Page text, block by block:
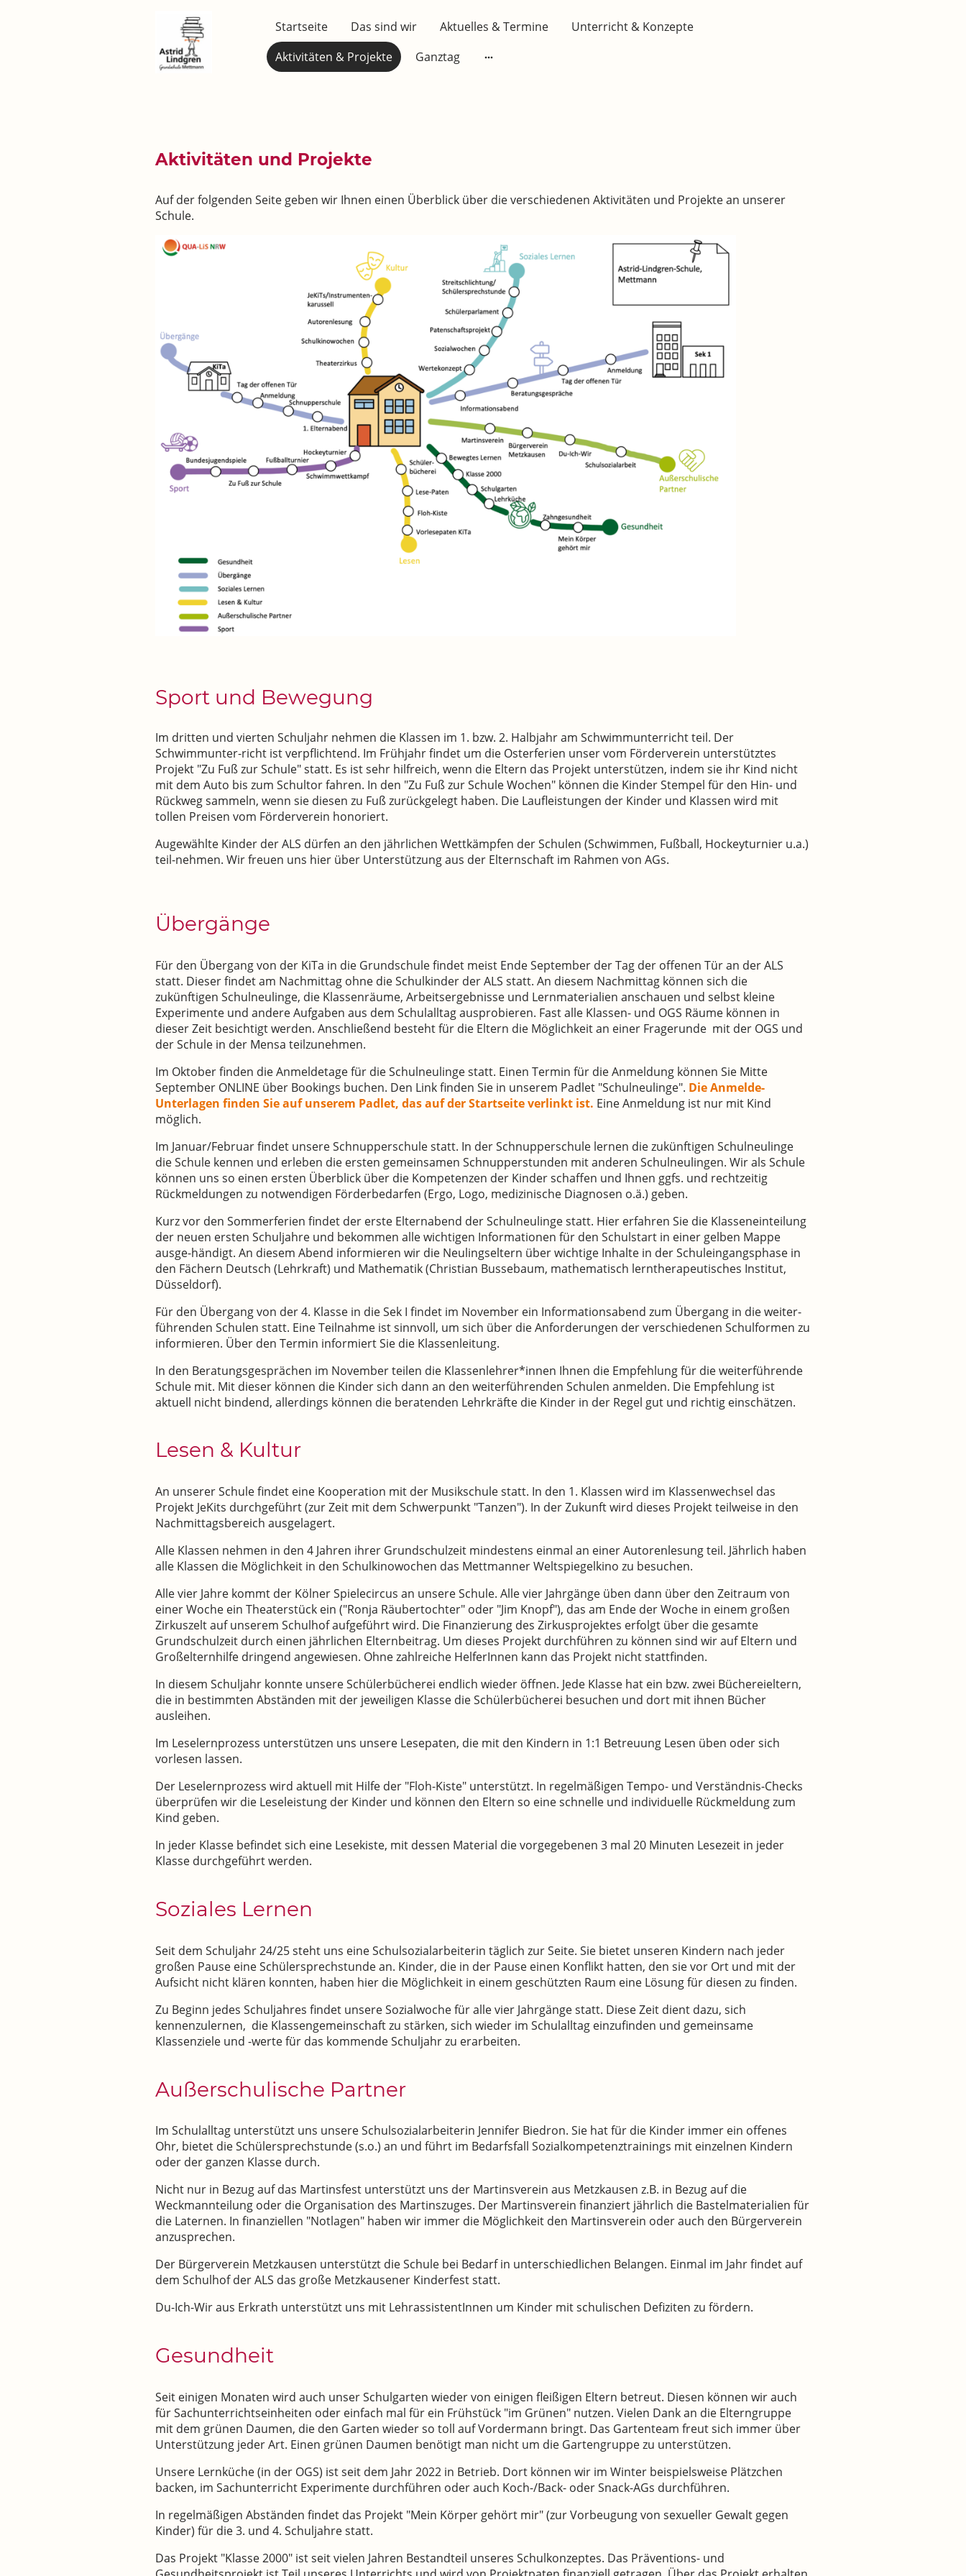
Startseite Das sind wir Aktuelles & Termine
Unterricht & Konzepte
Aktivitäten & Projekte
Ganztag
Aktivitäten und Projekte
Auf der folgenden Seite geben wir Ihnen einen Überblick über die verschiedenen Aktivitäten und Projekte an unserer
Schule.
Sport und Bewegung
Im dritten und vierten Schuljahr nehmen die Klassen im 1. bzw. 2. Halbjahr am Schwimmunterricht teil. Der
Schwimmunter-richt ist verpflichtend. Im Frühjahr findet um die Osterferien unser vom Förderverein unterstütztes
Projekt "Zu Fuß zur Schule" statt. Es ist sehr hilfreich, wenn die Eltern das Projekt unterstützen, indem sie ihr Kind nicht
mit dem Auto bis zum Schultor fahren. In den "Zu Fuß zur Schule Wochen" können die Kinder Stempel für den Hin- und
Rückweg sammeln, wenn sie diesen zu Fuß zurückgelegt haben. Die Laufleistungen der Kinder und Klassen wird mit
tollen Preisen vom Förderverein honoriert.
Augewählte Kinder der ALS dürfen an den jährlichen Wettkämpfen der Schulen (Schwimmen, Fußball, Hockeyturnier u.a.)
teil-nehmen. Wir freuen uns hier über Unterstützung aus der Elternschaft im Rahmen von AGs.
Übergänge
Für den Übergang von der KiTa in die Grundschule findet meist Ende September der Tag der offenen Tür an der ALS
statt. Dieser findet am Nachmittag ohne die Schulkinder der ALS statt. An diesem Nachmittag können sich die
zukünftigen Schulneulinge, die Klassenräume, Arbeitsergebnisse und Lernmaterialien anschauen und selbst kleine
Experimente und andere Aufgaben aus dem Schulalltag ausprobieren. Fast alle Klassen- und OGS Räume können in
dieser Zeit besichtigt werden. Anschließend besteht für die Eltern die Möglichkeit an einer Fragerunde mit der OGS und
der Schule in der Mensa teilzunehmen.
Im Oktober finden die Anmeldetage für die Schulneulinge statt. Einen Termin für die Anmeldung können Sie Mitte
September ONLINE über Bookings buchen. Den Link finden Sie in unserem Padlet "Schulneulinge". Die Anmelde-
Unterlagen finden Sie auf unserem Padlet, das auf der Startseite verlinkt ist. Eine Anmeldung ist nur mit Kind
möglich.
Im Januar/Februar findet unsere Schnupperschule statt. In der Schnupperschule lernen die zukünftigen Schulneulinge
die Schule kennen und erleben die ersten gemeinsamen Schnupperstunden mit anderen Schulneulingen. Wir als Schule
können uns so einen ersten Überblick über die Kompetenzen der Kinder schaffen und Ihnen ggfs. und rechtzeitig
Rückmeldungen zu notwendigen Förderbedarfen (Ergo, Logo, medizinische Diagnosen o.ä.) geben.
Kurz vor den Sommerferien findet der erste Elternabend der Schulneulinge statt. Hier erfahren Sie die Klasseneinteilung
der neuen ersten Schuljahre und bekommen alle wichtigen Informationen für den Schulstart in einer gelben Mappe
ausge-händigt. An diesem Abend informieren wir die Neulingseltern über wichtige Inhalte in der Schuleingangsphase in
den Fächern Deutsch (Lehrkraft) und Mathematik (Christian Bussebaum, mathematisch lerntherapeutisches Institut,
Düsseldorf).
Für den Übergang von der 4. Klasse in die Sek I findet im November ein Informationsabend zum Übergang in die weiter-
führenden Schulen statt. Eine Teilnahme ist sinnvoll, um sich über die Anforderungen der verschiedenen Schulformen zu
informieren. Über den Termin informiert Sie die Klassenleitung.
In den Beratungsgesprächen im November teilen die Klassenlehrer*innen Ihnen die Empfehlung für die weiterführende
Schule mit. Mit dieser können die Kinder sich dann an den weiterführenden Schulen anmelden. Die Empfehlung ist
aktuell nicht bindend, allerdings können die beratenden Lehrkräfte die Kinder in der Regel gut und richtig einschätzen.
Lesen & Kultur
An unserer Schule findet eine Kooperation mit der Musikschule statt. In den 1. Klassen wird im Klassenwechsel das
Projekt JeKits durchgeführt (zur Zeit mit dem Schwerpunkt "Tanzen"). In der Zukunft wird dieses Projekt teilweise in den
Nachmittagsbereich ausgelagert.
Alle Klassen nehmen in den 4 Jahren ihrer Grundschulzeit mindestens einmal an einer Autorenlesung teil. Jährlich haben
alle Klassen die Möglichkeit in den Schulkinowochen das Mettmanner Weltspiegelkino zu besuchen.
Alle vier Jahre kommt der Kölner Spielecircus an unsere Schule. Alle vier Jahrgänge üben dann über den Zeitraum von
einer Woche ein Theaterstück ein ("Ronja Räubertochter" oder "Jim Knopf"), das am Ende der Woche in einem großen
Zirkuszelt auf unserem Schulhof aufgeführt wird. Die Finanzierung des Zirkusprojektes erfolgt über die gesamte
Grundschulzeit durch einen jährlichen Elternbeitrag. Um dieses Projekt durchführen zu können sind wir auf Eltern und
Großelternhilfe dringend angewiesen. Ohne zahlreiche HelferInnen kann das Projekt nicht stattfinden.
In diesem Schuljahr konnte unsere Schülerbücherei endlich wieder öffnen. Jede Klasse hat ein bzw. zwei Büchereieltern,
die in bestimmten Abständen mit der jeweiligen Klasse die Schülerbücherei besuchen und dort mit ihnen Bücher
ausleihen.
Im Leselernprozess unterstützen uns unsere Lesepaten, die mit den Kindern in 1:1 Betreuung Lesen üben oder sich
vorlesen lassen.
Der Leselernprozess wird aktuell mit Hilfe der "Floh-Kiste" unterstützt. In regelmäßigen Tempo- und Verständnis-Checks
überprüfen wir die Leseleistung der Kinder und können den Eltern so eine schnelle und individuelle Rückmeldung zum
Kind geben.
In jeder Klasse befindet sich eine Lesekiste, mit dessen Material die vorgegebenen 3 mal 20 Minuten Lesezeit in jeder
Klasse durchgeführt werden.
Soziales Lernen
Seit dem Schuljahr 24/25 steht uns eine Schulsozialarbeiterin täglich zur Seite. Sie bietet unseren Kindern nach jeder
großen Pause eine Schülersprechstunde an. Kinder, die in der Pause einen Konflikt hatten, den sie vor Ort und mit der
Aufsicht nicht klären konnten, haben hier die Möglichkeit in einem geschützten Raum eine Lösung für diesen zu finden.
Zu Beginn jedes Schuljahres findet unsere Sozialwoche für alle vier Jahrgänge statt. Diese Zeit dient dazu, sich
kennenzulernen, die Klassengemeinschaft zu stärken, sich wieder im Schulalltag einzufinden und gemeinsame
Klassenziele und -werte für das kommende Schuljahr zu erarbeiten.
Außerschulische Partner
Im Schulalltag unterstützt uns unsere Schulsozialarbeiterin Jennifer Biedron. Sie hat für die Kinder immer ein offenes
Ohr, bietet die Schülersprechstunde (s.o.) an und führt im Bedarfsfall Sozialkompetenztrainings mit einzelnen Kindern
oder der ganzen Klasse durch.
Nicht nur in Bezug auf das Martinsfest unterstützt uns der Martinsverein aus Metzkausen z.B. in Bezug auf die
Weckmannteilung oder die Organisation des Martinszuges. Der Martinsverein finanziert jährlich die Bastelmaterialien für
die Laternen. In finanziellen "Notlagen" haben wir immer die Möglichkeit den Martinsverein oder auch den Bürgerverein
anzusprechen.
Der Bürgerverein Metzkausen unterstützt die Schule bei Bedarf in unterschiedlichen Belangen. Einmal im Jahr findet auf
dem Schulhof der ALS das große Metzkausener Kinderfest statt.
Du-Ich-Wir aus Erkrath unterstützt uns mit LehrassistentInnen um Kinder mit schulischen Defiziten zu fördern.
Gesundheit
Seit einigen Monaten wird auch unser Schulgarten wieder von einigen fleißigen Eltern betreut. Diesen können wir auch
für Sachunterrichtseinheiten oder einfach mal für ein Frühstück "im Grünen" nutzen. Vielen Dank an die Elterngruppe
mit dem grünen Daumen, die den Garten wieder so toll auf Vordermann bringt. Das Gartenteam freut sich immer über
Unterstützung jeder Art. Einen grünen Daumen benötigt man nicht um die Gartengruppe zu unterstützen.
Unsere Lernküche (in der OGS) ist seit dem Jahr 2022 in Betrieb. Dort können wir im Winter beispielsweise Plätzchen
backen, im Sachunterricht Experimente durchführen oder auch Koch-/Back- oder Snack-AGs durchführen.
In regelmäßigen Abständen findet das Projekt "Mein Körper gehört mir" (zur Vorbeugung von sexueller Gewalt gegen
Kinder) für die 3. und 4. Schuljahre statt.
Das Projekt "Klasse 2000" ist seit vielen Jahren Bestandteil unseres Schulkonzeptes. Das Präventions- und